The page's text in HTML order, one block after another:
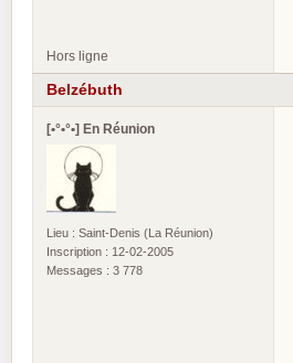
Hors ligne
Belzébuth
[•°•°•] En Réunion
Lieu : Saint-Denis (La Réunion)
Inscription : 12-02-2005
Messages : 3 778